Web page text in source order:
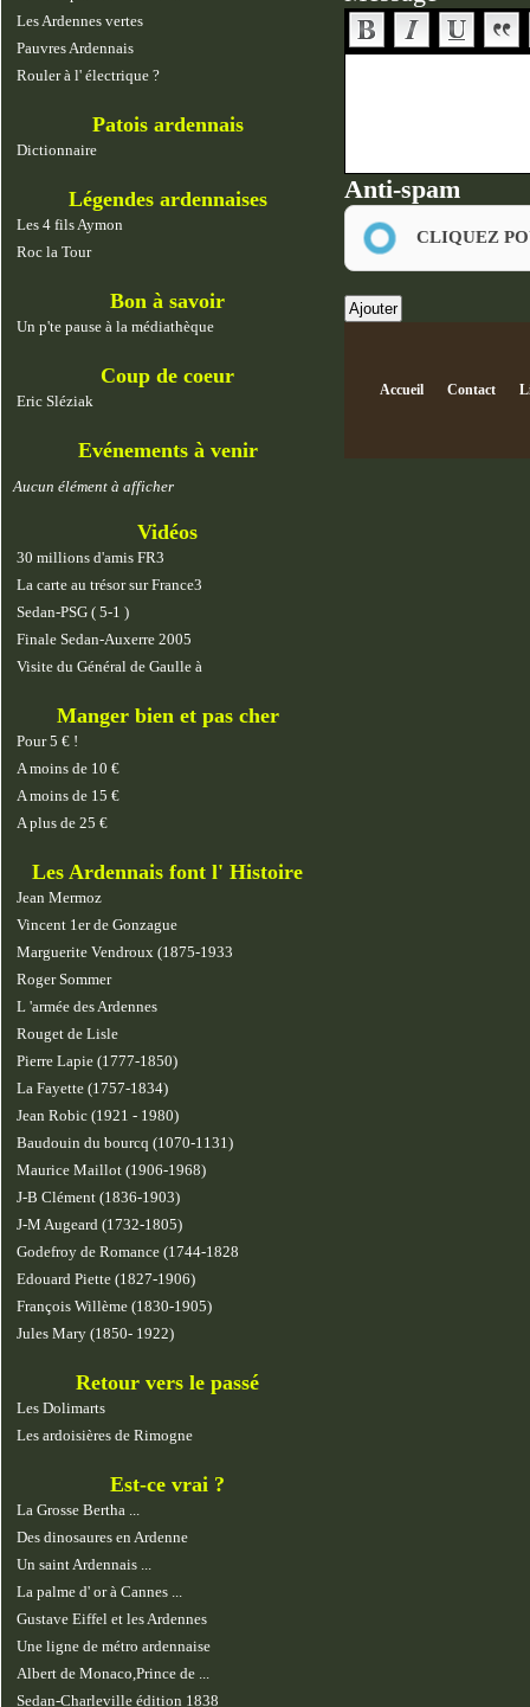
Les Ardennes vertes
Pauvres Ardennais
Rouler à l' électrique ?
Patois ardennais
Dictionnaire
Légendes ardennaises
Les 4 fils Aymon
Roc la Tour
Bon à savoir
Un p'te pause à la médiathèque
Coup de coeur
Eric Sléziak
Evénements à venir
Aucun élément à afficher
Vidéos
30 millions d'amis FR3
La carte au trésor sur France3
Sedan-PSG ( 5-1 )
Finale Sedan-Auxerre 2005
Visite du Général de Gaulle à
Manger bien et pas cher
Pour 5 € !
A moins de 10 €
A moins de 15 €
A plus de 25 €
Les Ardennais font l' Histoire
Jean Mermoz
Vincent 1er de Gonzague
Marguerite Vendroux (1875-1933
Roger Sommer
L 'armée des Ardennes
Rouget de Lisle
Pierre Lapie (1777-1850)
La Fayette (1757-1834)
Jean Robic (1921 - 1980)
Baudouin du bourcq (1070-1131)
Maurice Maillot (1906-1968)
J-B Clément (1836-1903)
J-M Augeard (1732-1805)
Godefroy de Romance (1744-1828
Edouard Piette (1827-1906)
François Willème (1830-1905)
Jules Mary (1850- 1922)
Retour vers le passé
Les Dolimarts
Les ardoisières de Rimogne
Est-ce vrai ?
La Grosse Bertha ...
Des dinosaures en Ardenne
Un saint Ardennais ...
La palme d' or à Cannes ...
Gustave Eiffel et les Ardennes
Une ligne de métro ardennaise
Albert de Monaco,Prince de ...
Sedan-Charleville édition 1838
Anti-spam
CLIQUEZ
Accueil Contact